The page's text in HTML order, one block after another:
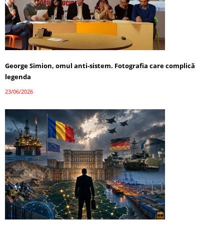
George Simion, omul anti-sistem. Fotografia care complică
legenda
23/06/2026